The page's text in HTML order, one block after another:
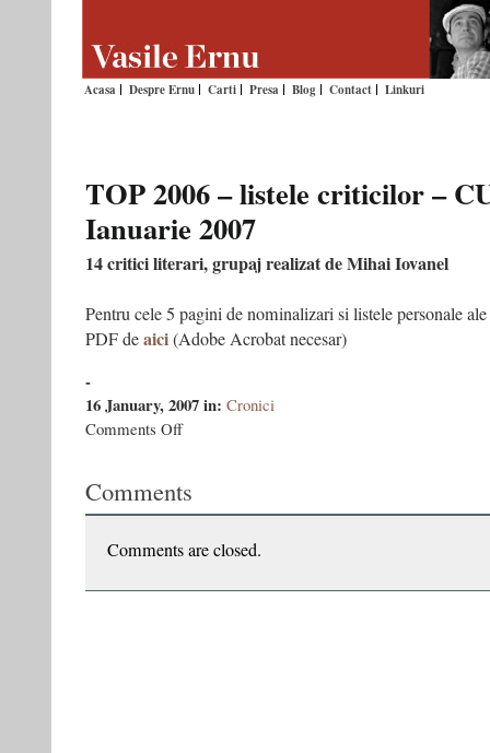
Acasa Despre Ernu Carti Presa Blog Contact Linkuri
TOP 2006 – listele criticilor –
Ianuarie 2007
14 critici literari, grupaj realizat de Mihai Iovanel
Pentru cele 5 pagini de nominalizari si listele personale
PDF deaici(Adobe Acrobat necesar)
-
16 January, 2007in: Cronici
Comments Offon
listele
Comments
Comments are closed.